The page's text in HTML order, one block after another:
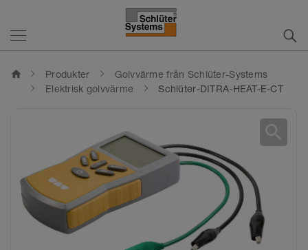
home Produkter
Golvvärme från Schlüter-Systems
Elektrisk golvvärme
Schlüter-DITRA-HEAT-E-CT